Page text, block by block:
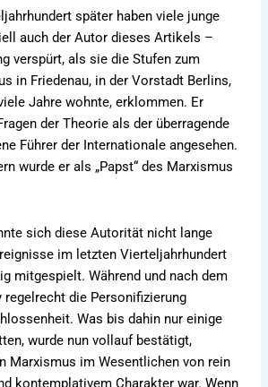
später haben viele junge
auch der Autor dieses Artikels –
verspürt, als sie die Stufen zum
in Friedenau, in der Vorstadt Berlins,
Jahre wohnte, erklommen. Er
der Theorie als der überragende
Führer der Internationale angesehen.
wurde er als „Papst“ des Marxismus
sich diese Autorität nicht lange
im letzten Vierteljahrhundert
mitgespielt. Während und nach dem
regelrecht die Personifizierung
Was bis dahin nur einige
wurde nun vollauf bestätigt,
Marxismus im Wesentlichen von rein
kontemplativem Charakter war. Wenn